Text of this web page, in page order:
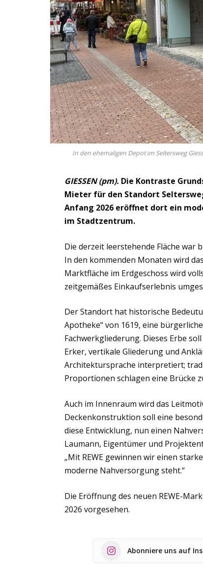
In den ehemaligen Depot im Seltersweg
GIESSEN (pm). Die Kontraste
Mieter für den Standort
Anfang 2026 eröffnet dort ein
im Stadtzentrum.
Die derzeit leerstehende Fläche war
In den kommenden Monaten wird
Marktfläche im Erdgeschoss wird
zeitgemäßes Einkaufserlebnis
Der Standort hat historische
Apotheke“ von 1619, eine
Fachwerkgliederung. Dieses Erbe
Erker, vertikale Gliederung und
Architektursprache interpretiert;
Proportionen schlagen eine Brücke
Auch im Innenraum wird das
Deckenkonstruktion soll eine
diese Entwicklung, nun einen
Laumann, Eigentümer und
„Mit REWE gewinnen wir einen
moderne Nahversorgung steht.“
Die Eröffnung des neuen REWE-
2026 vorgesehen.
Abonniere uns auf